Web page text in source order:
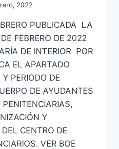
2022
PUBLICADA LA
FEBRERO DE 2022
DE INTERIOR POR
EL APARTADO
PERIODO DE
DE AYUDANTES
Y
CENTRO DE
VER BOE